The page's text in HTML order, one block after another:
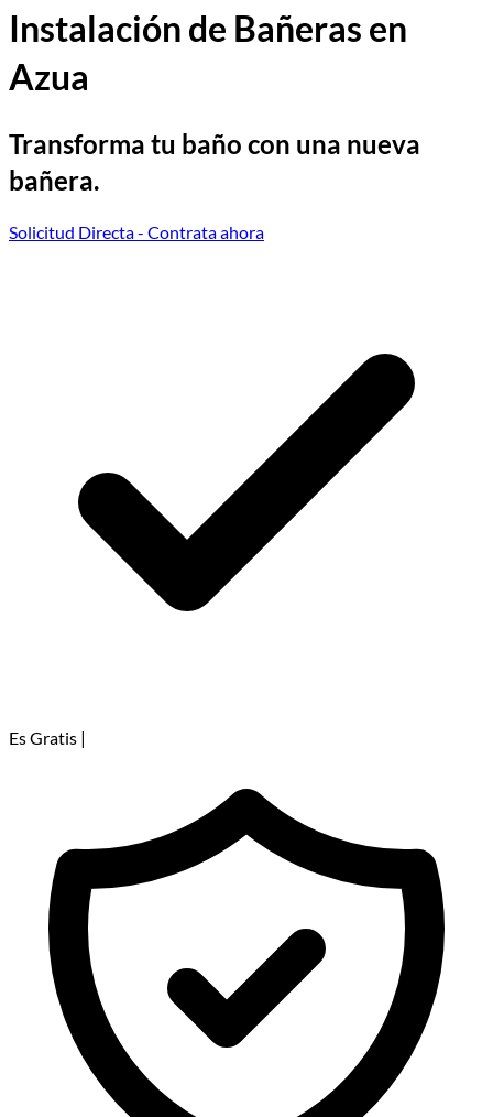
Instalación de Bañeras en
Azua
Transforma tu baño con una nueva
bañera.
Solicitud Directa- Contrata ahora
Es Gratis |